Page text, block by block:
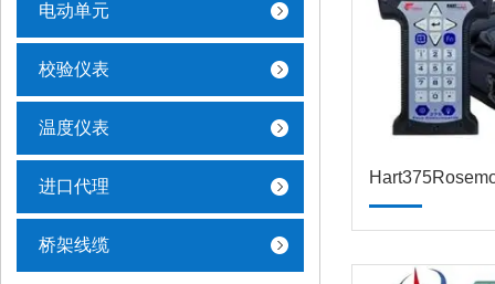
电动单元
校验仪表
温度仪表
进口代理
桥架线缆